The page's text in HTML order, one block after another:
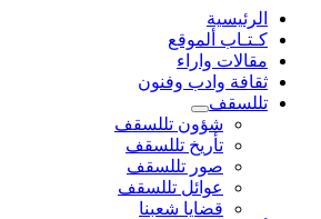
الرئيسية
كـتـاب ألموقع
مقالات واراء
ثقافة وادب وفنون
تللسقف
شؤون تللسقف
تأريخ تللسقف
صور تللسقف
عوائل تللسقف
قضايا شعبنا